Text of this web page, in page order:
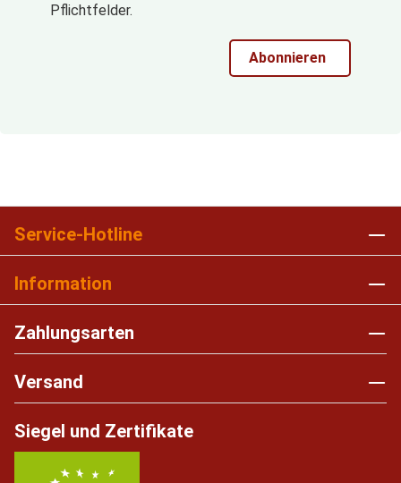
Pflichtfelder.
Abonnieren
Service-Hotline
Information
Zahlungsarten
Versand
Siegel und Zertifikate